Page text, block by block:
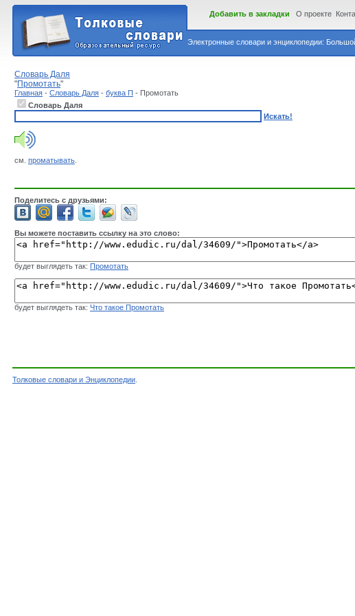
Электронные словари и энциклопедии:
Добавить в закладки О проекте
Словарь Даля
"Промотать"
Главная - Словарь Даля - буква П - Промотать
Словарь Даля
Искать!
см. проматывать
Поделитесь с друзьями:
Вы можете поставить ссылку на это слово:
будет выглядеть так: Промотать
будет выглядеть так: Что такое Промотать
Толковые словари и Энциклопедии